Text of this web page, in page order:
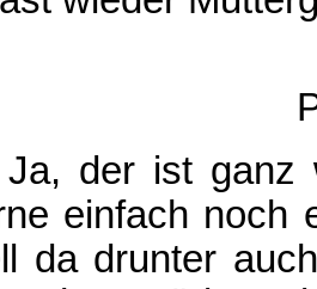
Ja, der ist ganz
einfach noch
da drunter